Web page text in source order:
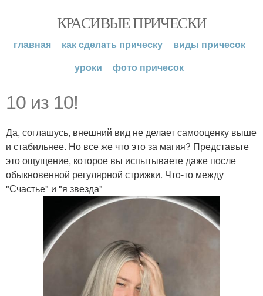
КРАСИВЫЕ ПРИЧЕСКИ
главная как сделать прическу
виды причесок
уроки
фото причесок
10 из 10!
Да, соглашусь, внешний вид не делает самооценку выше
и стабильнее. Но все же что это за магия? Представьте
это ощущение, которое вы испытываете даже после
обыкновенной регулярной стрижки. Что-то между
"Счастье" и "я звезда"